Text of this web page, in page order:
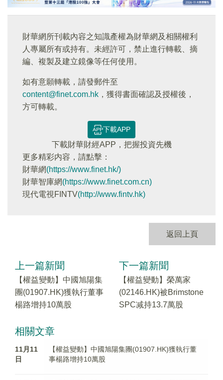
財華網所刊載內容之知識產權為財華網及相關權利
人專屬所有或持有。未經許可，禁止進行轉載、摘
編、複製及建立鏡像等任何使用。
如有意願轉載，請發郵件至
content@finet.com.hk ，獲得書面確認及授權後，
方可轉載。
下載APP
下載財華財經APP，把握投資先機
更多精彩内容，請點擊：
財華網(https://www.finet.hk/)
財華智庫網(https://www.finet.com.cn)
現代電視FINTV(http://www.fintv.hk)
返回上頁
上一篇新聞
【權益變動】中國旭陽集
團(01907.HK)獲執行董事
楊路增持10萬股
下一篇新聞
【權益變動】榮萬家
(02146.HK)被Brimstone
SPC减持13.7萬股
相關文章
11月11
日
【權益變動】中國旭陽集團(01907.HK)獲執行董
事楊路增持10萬股